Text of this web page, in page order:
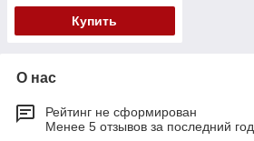
Купить
О нас
Рейтинг не сформирован
Менее 5 отзывов за последний год